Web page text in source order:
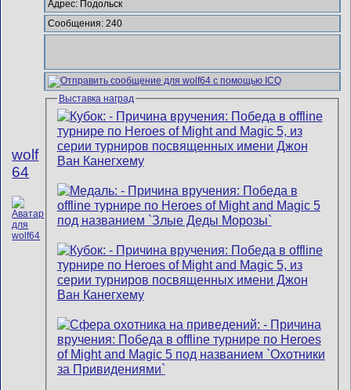
wolf
64
Адрес: Подольск
Сообщения: 240
Выставка наград